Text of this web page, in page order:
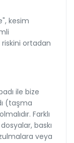
kesim
ortadan
ile bize
(taşma
Farklı
baskı
veya